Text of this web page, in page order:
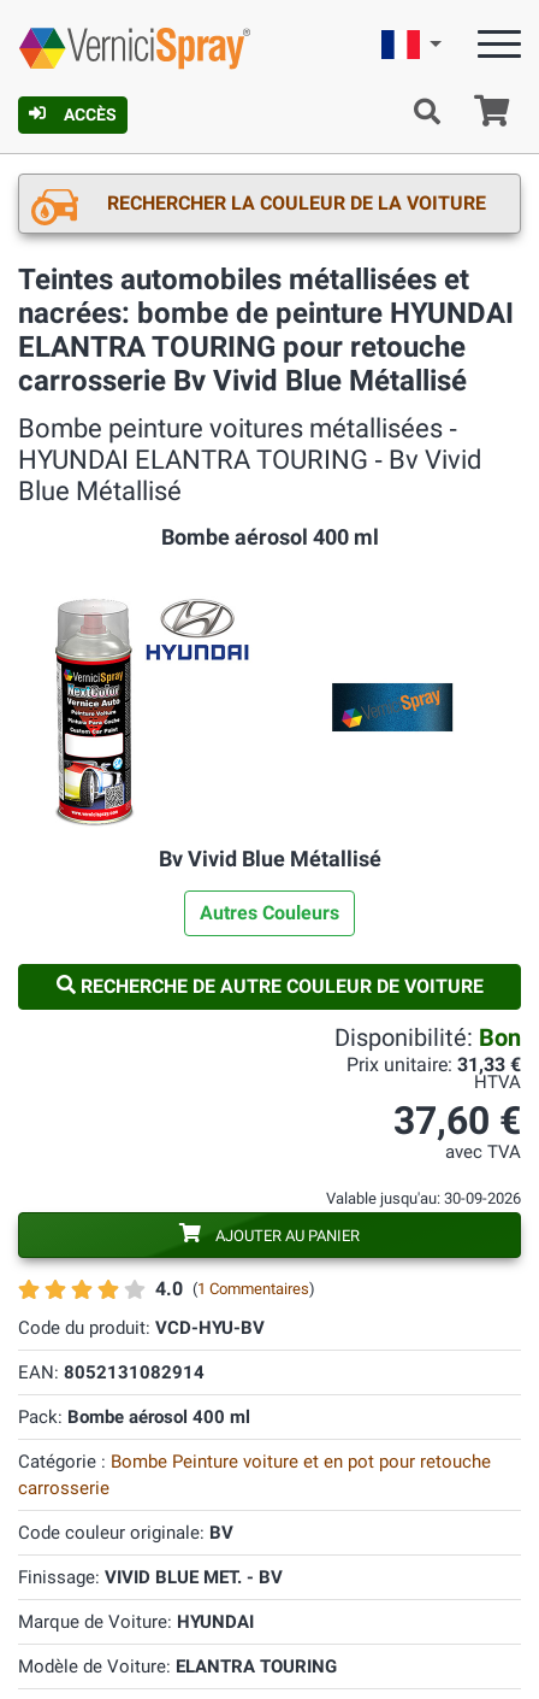
ACCÈS
Française
RECHERCHER LA COULEUR DE LA VOITURE
Teintes automobiles métallisées et
nacrées: bombe de peinture HYUNDAI
ELANTRA TOURING pour retouche
carrosserie Bv Vivid Blue Métallisé
Bombe peinture voitures métallisées ‐
HYUNDAI ELANTRA TOURING ‐ Bv Vivid
Blue Métallisé
Bombe aérosol 400 ml
Bv Vivid Blue Métallisé
Autres Couleurs
RECHERCHE DE AUTRE COULEUR DE VOITURE
4.0 (1 Commentaires)
Code du produit: VCD-HYU-BV
EAN: 8052131082914
Pack: Bombe aérosol 400 ml
Catégorie : Bombe Peinture voiture et en pot pour retouche
carrosserie
Code couleur originale: BV
Finissage: VIVID BLUE MET. - BV
Marque de Voiture: HYUNDAI
Modèle de Voiture: ELANTRA TOURING
Disponibilité: Bon
Prix unitaire: 31,33 €
HTVA
37,60 €
avec TVA
Valable jusqu'au: 30-09-2026
AJOUTER AU PANIER